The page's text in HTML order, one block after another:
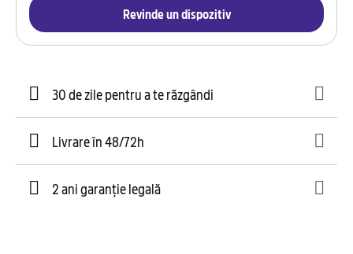
Revinde un dispozitiv
30 de zile pentru a te răzgândi
Livrare în 48/72h
2 ani garanție legală